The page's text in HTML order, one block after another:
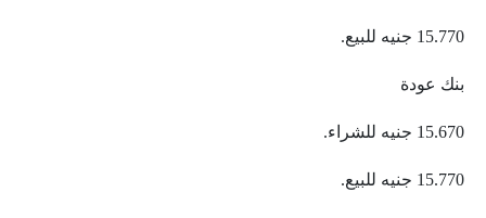
15.770 جنيه للبيع.
بنك عودة
15.670 جنيه للشراء.
15.770 جنيه للبيع.